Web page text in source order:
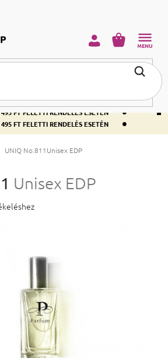
495 FT FELETTI RENDELÉS ESETÉN •
FT FELETTI RENDELÉS ESETÉN •
FT FELETTI RENDELÉS ESETÉN •
KOSÁR
UNIQ No.811Unisex EDP
Unisex EDP
5-ből 5,0 csillag.